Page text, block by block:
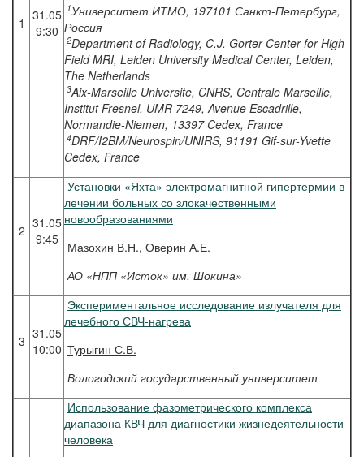
1 31.05
9:30
1Университет ИТМО, 197101 Санкт-Петербург,
Россия
2Department of Radiology, C.J. Gorter Center for High
Field MRI, Leiden University Medical Center, Leiden,
The Netherlands
3Aix-Marseille Universite, CNRS, Centrale Marseille,
Institut Fresnel, UMR 7249, Avenue Escadrille,
Normandie-Niemen, 13397 Cedex, France
4DRF/I2BM/Neurospin/UNIRS, 91191 Gif-sur-Yvette
Cedex, France
2 31.05
9:45
Установки «Яхта» электромагнитной гипертермии в
лечении больных со злокачественными
новообразованиями
Мазохин В.Н., Оверин А.Е.
АО «НПП «Исток» им. Шокина»
3 31.05
10:00
Экспериментальное исследование излучателя для
лечебного СВЧ-нагрева
Турыгин С.В.
Вологодский государственный университет
Использование фазометрического комплекса
диапазона КВЧ для диагностики жизнедеятельности
человека